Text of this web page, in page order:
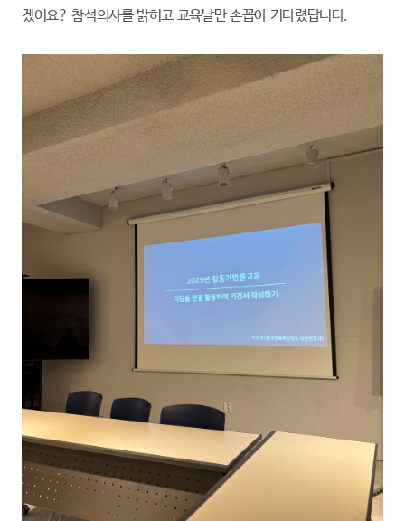
겠어요? 참석의사를 밝히고 교육날만 손꼽아 기다렸답니다.